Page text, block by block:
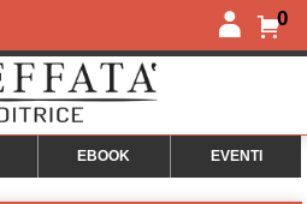
0
EBOOK EVENTI